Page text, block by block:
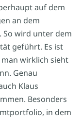
auf dem
an dem
So wird unter dem
geführt. Es ist
wirklich sieht
Genau
Klaus
Besonders
in dem